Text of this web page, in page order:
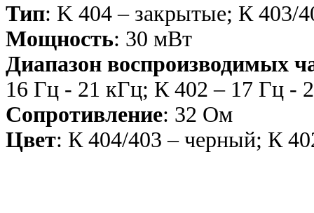
Тип: K 404 – закрытые; К 403/
Мощность: 30 мВт
Диапазон воспроизводимых
16 Гц - 21 кГц; К 402 – 17 Гц -
Сопротивление: 32 Ом
Цвет: К 404/403 – черный; К